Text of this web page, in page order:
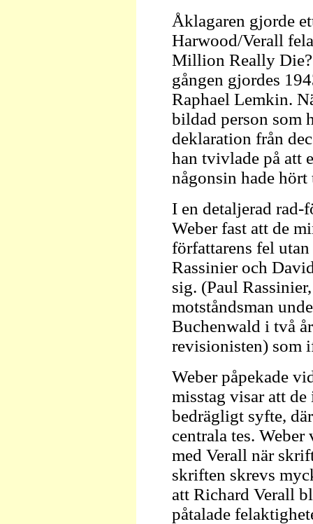
Åklagaren gjorde
Harwood/Verall
Million Really
gången gjordes
Raphael Lemkin.
bildad person som
deklaration från
han tvivlade på att
någonsin hade
I en detaljerad rad-
Weber fast att de
författarens fel
Rassinier och
sig. (Paul
motståndsman
Buchenwald i två
revisionisten) som
Weber påpekade
misstag visar att
bedrägligt syfte,
centrala tes.
med Verall när
skriften skrevs
att Richard Verall
påtalade